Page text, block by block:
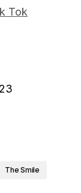
Tok
The Smile